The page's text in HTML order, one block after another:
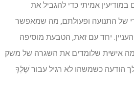
במודיעין אמיתי כדי להגביל את
של התנועה ופעולתם, מה שמאפשר
יחד עם זאת, הטבעת מוסיפה
אישית שלומדים את השגרה של משק
הודעה כשמשהו לא רגיל עבור שֶׁלְךָ